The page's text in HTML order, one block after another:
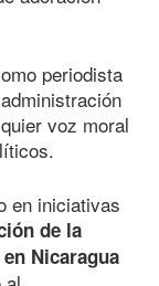
periodista
voz moral
en iniciativas
de la
Nicaragua